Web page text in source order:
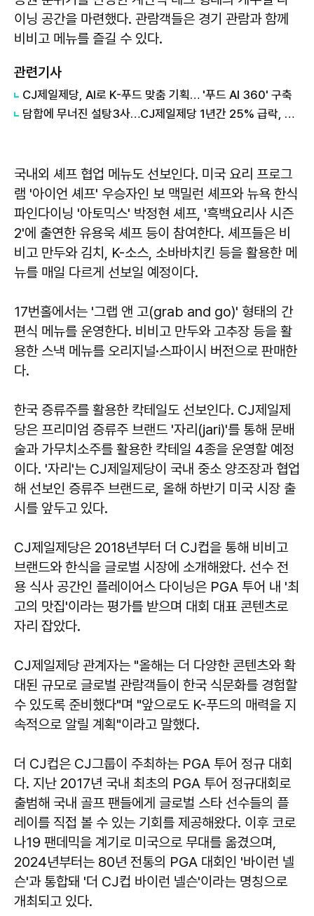
이닝 공간을 마련했다. 관람객들은 경기 관람과 함께
비비고 메뉴를 즐길 수 있다.
관련기사
CJ제일제당, AI로 K-푸드 맞춤 기획… '푸드 AI 360' 구축
담합에 무너진 설탕3사…CJ제일제당 1년간 25% 급락, 대한·삼양도 '쓴맛' 外
국내외 셰프 협업 메뉴도 선보인다. 미국 요리 프로그
램 '아이언 셰프' 우승자인 보 맥밀런 셰프와 뉴욕 한식
파인다이닝 '아토믹스' 박정현 셰프, '흑백요리사 시즌
2'에 출연한 유용욱 셰프 등이 참여한다. 셰프들은 비
비고 만두와 김치, K-소스, 소바바치킨 등을 활용한 메
뉴를 매일 다르게 선보일 예정이다.
17번홀에서는 '그랩 앤 고(grab and go)' 형태의 간
편식 메뉴를 운영한다. 비비고 만두와 고추장 등을 활
용한 스낵 메뉴를 오리지널·스파이시 버전으로 판매한
다.
한국 증류주를 활용한 칵테일도 선보인다. CJ제일제
당은 프리미엄 증류주 브랜드 '자리(jari)'를 통해 문배
술과 가무치소주를 활용한 칵테일 4종을 운영할 예정
이다. '자리'는 CJ제일제당이 국내 중소 양조장과 협업
해 선보인 증류주 브랜드로, 올해 하반기 미국 시장 출
시를 앞두고 있다.
CJ제일제당은 2018년부터 더 CJ컵을 통해 비비고
브랜드와 한식을 글로벌 시장에 소개해왔다. 선수 전
용 식사 공간인 플레이어스 다이닝은 PGA 투어 내 '최
고의 맛집'이라는 평가를 받으며 대회 대표 콘텐츠로
자리 잡았다.
CJ제일제당 관계자는 "올해는 더 다양한 콘텐츠와 확
대된 규모로 글로벌 관람객들이 한국 식문화를 경험할
수 있도록 준비했다"며 "앞으로도 K-푸드의 매력을 지
속적으로 알릴 계획"이라고 말했다.
더 CJ컵은 CJ그룹이 주최하는 PGA 투어 정규 대회
다. 지난 2017년 국내 최초의 PGA 투어 정규대회로
출범해 국내 골프 팬들에게 글로벌 스타 선수들의 플
레이를 직접 볼 수 있는 기회를 제공해왔다. 이후 코로
나19 팬데믹을 계기로 미국으로 무대를 옮겼으며,
2024년부터는 80년 전통의 PGA 대회인 '바이런 넬
슨'과 통합돼 '더 CJ컵 바이런 넬슨'이라는 명칭으로
개최되고 있다.